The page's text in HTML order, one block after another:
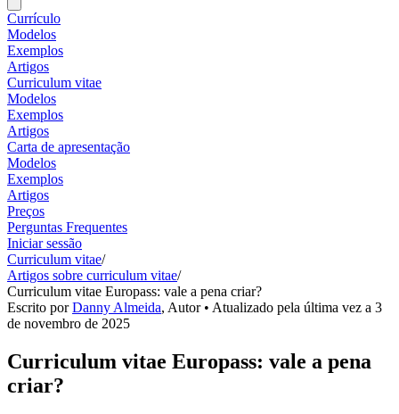
Currículo
Modelos
Exemplos
Artigos
Curriculum vitae
Modelos
Exemplos
Artigos
Carta de apresentação
Modelos
Exemplos
Artigos
Preços
Perguntas Frequentes
Iniciar sessão
Curriculum vitae/
Artigos sobre curriculum vitae/
Curriculum vitae Europass: vale a pena criar?
Escrito porDanny Almeida, Autor• Atualizado pela última vez a 3
de novembro de 2025
Curriculum vitae Europass: vale a pena
criar?